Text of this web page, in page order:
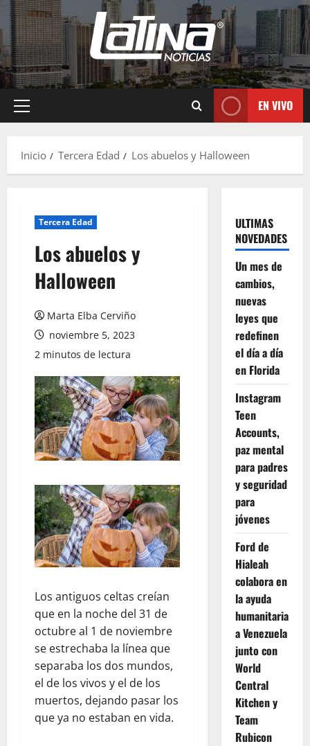
EN VIVO
Inicio Tercera Edad Los abuelos y Halloween
Tercera Edad
Los abuelos y
Halloween
Marta Elba Cerviño
noviembre 5, 2023
2 minutos de lectura
Los antiguos celtas creían
que en la noche del 31 de
octubre al 1 de noviembre
se estrechaba la línea que
separaba los dos mundos,
el de los vivos y el de los
muertos, dejando pasar los
que ya no estaban en vida.
ULTIMAS
NOVEDADES
Un mes de
cambios,
nuevas
leyes que
redefinen
el día a día
en Florida
Instagram
Teen
Accounts,
paz mental
para padres
y seguridad
para
jóvenes
Ford de
Hialeah
colabora en
la ayuda
humanitaria
a Venezuela
junto con
World
Central
Kitchen y
Team
Rubicon